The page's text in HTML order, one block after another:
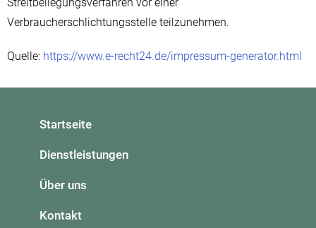
Streitbeilegungsverfahren vor einer
Verbraucherschlichtungsstelle teilzunehmen.
Quelle: https://www.e-recht24.de/impressum-generator.html
Startseite
Dienstleistungen
Über uns
Kontakt